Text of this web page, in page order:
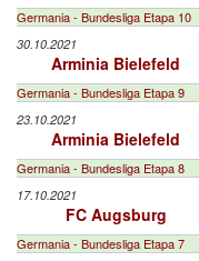
Germania - Bundesliga Etapa 10
30.10.2021
Arminia Bielefeld
Germania - Bundesliga Etapa 9
23.10.2021
Arminia Bielefeld
Germania - Bundesliga Etapa 8
17.10.2021
FC Augsburg
Germania - Bundesliga Etapa 7